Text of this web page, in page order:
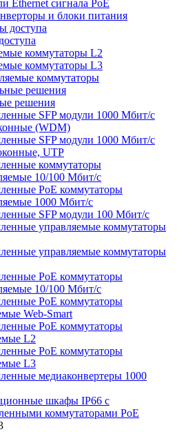
Ethernet сигнала PoE
и блоки питания
коммутаторы L2
коммутаторы L3
коммутаторы
решения
SFP модули 1000 Мбит/c
(WDM)
SFP модули 1000 Мбит/c
UTP
коммутаторы
10/100 Мбит/с
PoE коммутаторы
1000 Мбит/с
SFP модули 100 Мбит/c
управляемые коммутаторы
управляемые коммутаторы
PoE коммутаторы
10/100 Мбит/с
PoE коммутаторы
Web-Smart
PoE коммутаторы
L2
PoE коммутаторы
L3
медиаконвертеры 1000
шкафы IP66 c
коммутаторами PoE